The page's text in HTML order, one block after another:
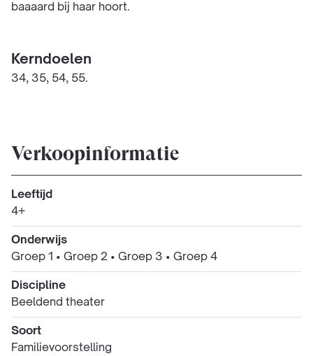
baaaard bij haar hoort.
Kerndoelen
34, 35, 54, 55.
Verkoopinformatie
Leeftijd
4+
Onderwijs
Groep 1 • Groep 2 • Groep 3 • Groep 4
Discipline
Beeldend theater
Soort
Familievoorstelling